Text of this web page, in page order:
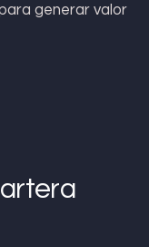
generar valor